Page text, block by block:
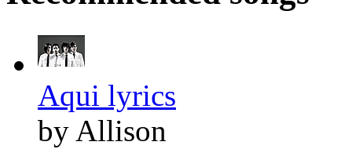
Aqui lyrics
by Allison